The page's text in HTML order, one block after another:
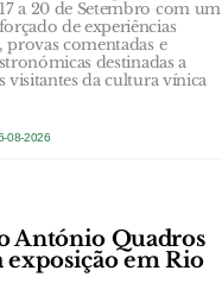
a 20 de Setembro com um
de experiências
provas comentadas e
destinadas a
visitantes da cultura vínica
08-2026
António Quadros
exposição em Rio